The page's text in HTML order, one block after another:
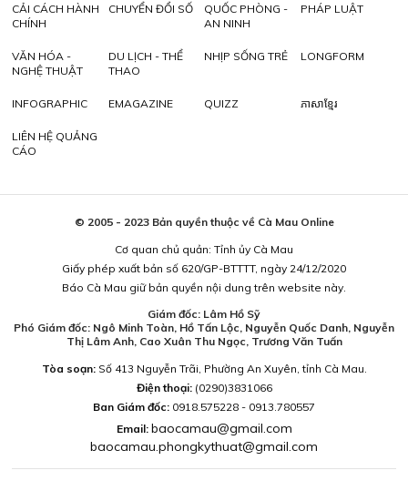
CẢI CÁCH HÀNH
CHÍNH
CHUYỂN ĐỔI SỐ
QUỐC PHÒNG -
AN NINH
PHÁP LUẬT
VĂN HÓA -
NGHỆ THUẬT
DU LỊCH - THỂ
THAO
NHỊP SỐNG TRẺ LONGFORM
INFOGRAPHIC EMAGAZINE QUIZZ ភាសាខ្មែរ
LIÊN HỆ QUẢNG
CÁO
© 2005 - 2023 Bản quyền thuộc về Cà Mau Online
Cơ quan chủ quản: Tỉnh ủy Cà Mau
Giấy phép xuất bản số 620/GP-BTTTT, ngày 24/12/2020
Báo Cà Mau giữ bản quyền nội dung trên website này.
Giám đốc: Lâm Hồ Sỹ
Phó Giám đốc: Ngô Minh Toàn, Hồ Tấn Lộc, Nguyễn Quốc Danh, Nguyễn
Thị Lâm Anh, Cao Xuân Thu Ngọc, Trương Văn Tuấn
Tòa soạn:Số 413 Nguyễn Trãi, Phường An Xuyên, tỉnh Cà Mau.
Điện thoại: (0290)3831066
Ban Giám đốc: 0918.575228 - 0913.780557
Email: baocamau@gmail.com
baocamau.phongkythuat@gmail.com